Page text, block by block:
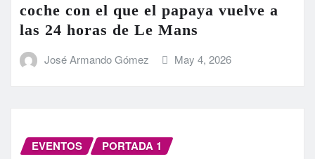
coche con el que el papaya vuelve a
las 24 horas de Le Mans
José Armando Gómez May 4, 2026
EVENTOS PORTADA 1